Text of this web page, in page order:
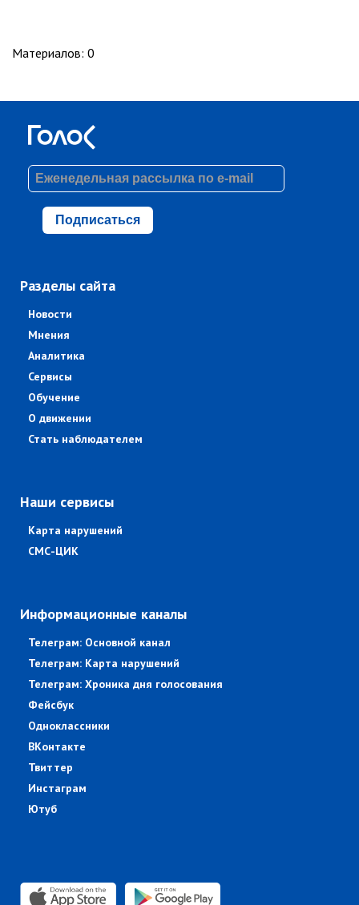
Материалов: 0
Подписаться
Разделы сайта
Новости
Мнения
Аналитика
Сервисы
Обучение
О движении
Стать наблюдателем
Наши сервисы
Карта нарушений
СМС-ЦИК
Информационные каналы
Телеграм: Основной канал
Телеграм: Карта нарушений
Телеграм: Хроника дня голосования
Фейсбук
Одноклассники
ВКонтакте
Твиттер
Инстаграм
Ютуб